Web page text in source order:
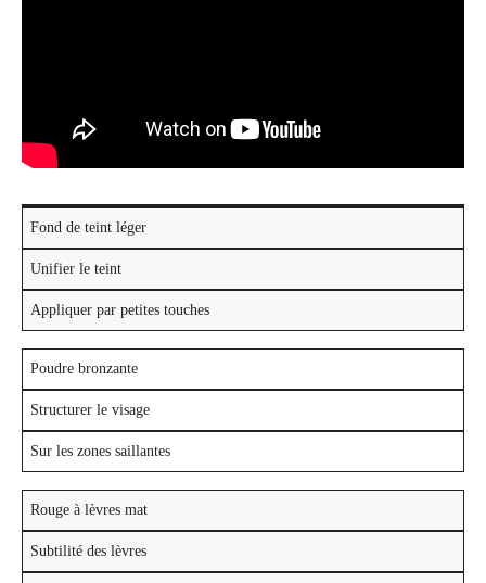
Fond de teint léger
Unifier le teint
Appliquer par petites touches
Poudre bronzante
Structurer le visage
Sur les zones saillantes
Rouge à lèvres mat
Subtilité des lèvres